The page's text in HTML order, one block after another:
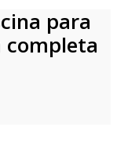
para
completa